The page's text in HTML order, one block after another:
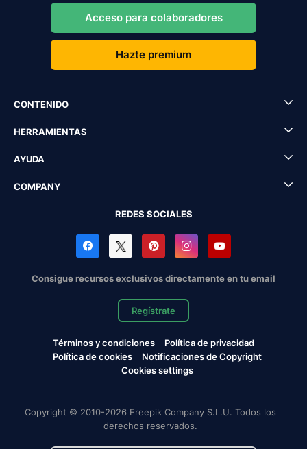
Acceso para colaboradores
Hazte premium
CONTENIDO
HERRAMIENTAS
AYUDA
COMPANY
REDES SOCIALES
Consigue recursos exclusivos directamente en tu email
Regístrate
Términos y condiciones
Política de privacidad
Política de cookies
Notificaciones de Copyright
Cookies settings
Copyright © 2010-2026 Freepik Company S.L.U. Todos los
derechos reservados.